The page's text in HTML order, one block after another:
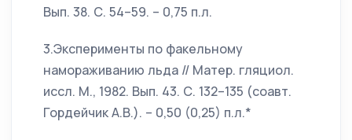
Вып. 38. С. 54–59. – 0,75 п.л.
3.Эксперименты по факельному
намораживанию льда // Матер. гляциол.
иссл. М., 1982. Вып. 43. С. 132–135 (соавт.
Гордейчик А.В.). – 0,50 (0,25) п.л.*